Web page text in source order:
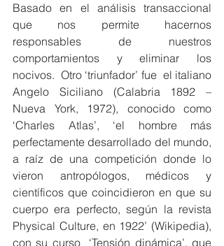
Basado en el análisis transaccional
que nos permite hacernos
responsables de nuestros
comportamientos y eliminar los
nocivos.  Otro ‘triunfador’ fue  el italiano
Angelo Siciliano (Calabria 1892 –
Nueva York, 1972), conocido como
‘Charles Atlas’, ‘el hombre más
perfectamente desarrollado del mundo,
a raíz de una competición donde lo
vieron antropólogos, médicos y
científicos que coincidieron en que su
cuerpo era perfecto, según la revista
Physical Culture, en 1922’ (Wikipedia),
con su curso  ‘Tensión dinámica’, que